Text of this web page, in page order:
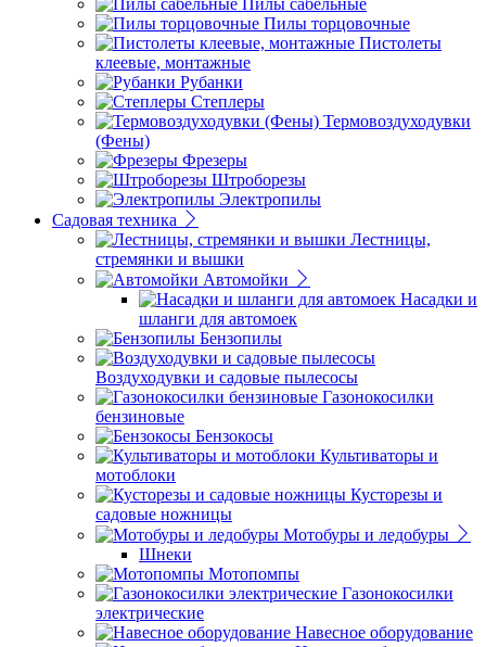
Пилы сабельные
Пилы торцовочные
Пистолеты
клеевые, монтажные
Рубанки
Степлеры
Термовоздуходувки
(Фены)
Фрезеры
Штроборезы
Электропилы
Садовая техника
Лестницы,
стремянки и вышки
Автомойки
Насадки и
шланги для автомоек
Бензопилы
Воздуходувки и садовые пылесосы
Газонокосилки
бензиновые
Бензокосы
Культиваторы и
мотоблоки
Кусторезы и
садовые ножницы
Мотобуры и ледобуры
Шнеки
Мотопомпы
Газонокосилки
электрические
Навесное оборудование